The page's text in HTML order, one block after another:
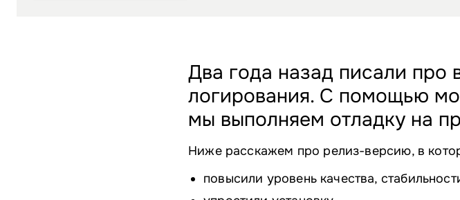
Два года назад писали про
логирования. С помощью
мы выполняем отладку на
Ниже расскажем про релиз-версию, в
повысили уровень качества,